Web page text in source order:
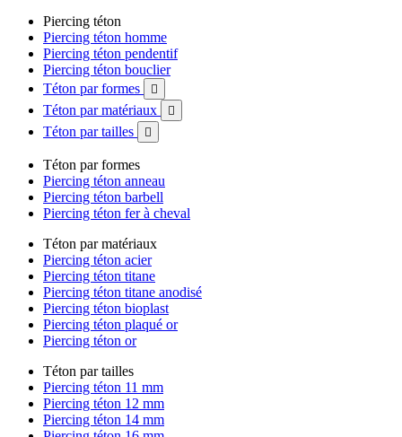
Piercing téton
Piercing téton homme
Piercing téton pendentif
Piercing téton bouclier
Téton par formes

Téton par matériaux 
Téton par tailles 
Téton par formes
Piercing téton anneau
Piercing téton barbell
Piercing téton fer à cheval
Téton par matériaux
Piercing téton acier
Piercing téton titane
Piercing téton titane anodisé
Piercing téton bioplast
Piercing téton plaqué or
Piercing téton or
Téton par tailles
Piercing téton 11 mm
Piercing téton 12 mm
Piercing téton 14 mm